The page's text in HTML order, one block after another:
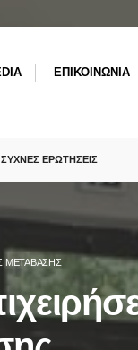
ΕΠΙΚΟΙΝΩΝΙΑ
ΣΥΧΝΕΣ ΕΡΩΤΗΣΕΙΣ
ΜΕΤΆΒΑΣΗΣ